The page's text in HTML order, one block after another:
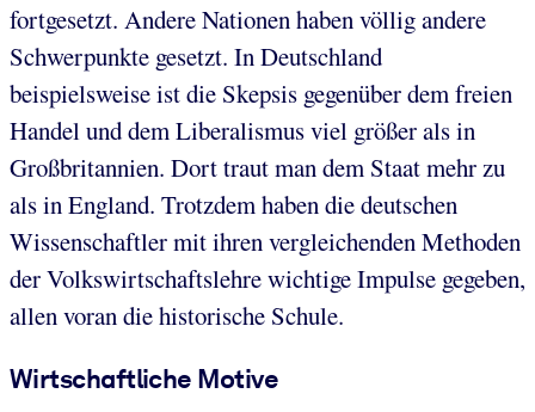
fortgesetzt. Andere Nationen haben völlig andere
Schwerpunkte gesetzt. In Deutschland
beispielsweise ist die Skepsis gegenüber dem freien
Handel und dem Liberalismus viel größer als in
Großbritannien. Dort traut man dem Staat mehr zu
als in England. Trotzdem haben die deutschen
Wissenschaftler mit ihren vergleichenden Methoden
der Volkswirtschaftslehre wichtige Impulse gegeben,
allen voran die historische Schule.
Wirtschaftliche Motive